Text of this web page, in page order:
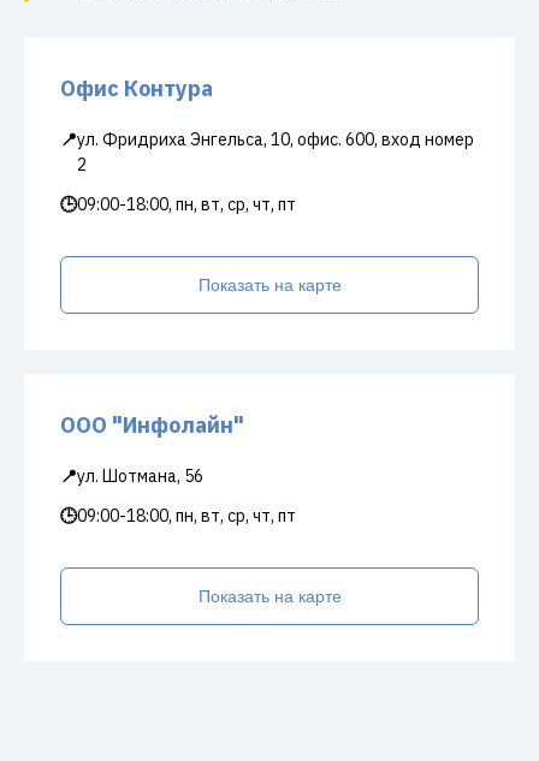
Офис Контура
📍ул. Фридриха Энгельса, 10, офис. 600, вход номер
2
🕒09:00-18:00, пн, вт, ср, чт, пт
Показать на карте
ООО "Инфолайн"
📍ул. Шотмана, 56
🕒09:00-18:00, пн, вт, ср, чт, пт
Показать на карте